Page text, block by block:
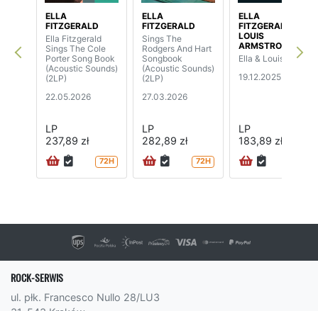
ELLA
FITZGERALD
Ella Fitzgerald
Sings The Cole
Porter Song Book
(Acoustic Sounds)
(2LP)
22.05.2026
LP
237,89 zł
72H
ELLA
FITZGERALD
Sings The
Rodgers And Hart
Songbook
(Acoustic Sounds)
(2LP)
27.03.2026
LP
282,89 zł
72H
ELLA
FITZGERALD /
LOUIS
ARMSTRONG
Ella & Louis Again
19.12.2025
LP
183,89 zł
ROCK-SERWIS
ul. płk. Francesco Nullo 28/LU3